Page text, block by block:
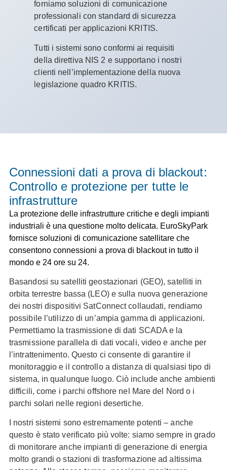
forniamo soluzioni di comunicazione
professionali con standard di sicurezza
certificati per applicazioni KRITIS.
Tutti i sistemi sono conformi ai requisiti
della direttiva NIS 2 e supportano i nostri
clienti nell’implementazione della nuova
legislazione quadro KRITIS.
Connessioni dati a prova di blackout:
Controllo e protezione per tutte le
infrastrutture
La protezione delle infrastrutture critiche e degli impianti
industriali è una questione molto delicata. EuroSkyPark
fornisce soluzioni di comunicazione satellitare che
consentono connessioni a prova di blackout in tutto il
mondo e 24 ore su 24.
Basandosi su satelliti geostazionari (GEO), satelliti in
orbita terrestre bassa (LEO) e sulla nuova generazione
dei nostri dispositivi SatConnect collaudati, rendiamo
possibile l’utilizzo di un’ampia gamma di applicazioni.
Permettiamo la trasmissione di dati SCADA e la
trasmissione parallela di dati vocali, video e anche per
l’intrattenimento. Questo ci consente di garantire il
monitoraggio e il controllo a distanza di qualsiasi tipo di
sistema, in qualunque luogo. Ciò include anche ambienti
difficili, come i parchi offshore nel Mare del Nord o i
parchi solari nelle regioni desertiche.
I nostri sistemi sono estremamente potenti – anche
questo è stato verificato più volte: siamo sempre in grado
di monitorare anche impianti di generazione di energia
molto grandi o stazioni di trasformazione ad altissima